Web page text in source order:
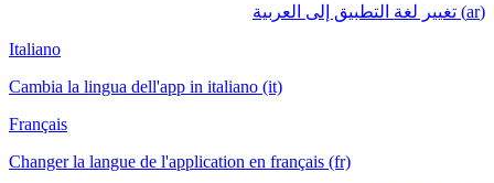
(ar) تغيير لغة التطبيق إلى العربية
Italiano
Cambia la lingua dell'app in italiano (it)
Français
Changer la langue de l'application en français (fr)